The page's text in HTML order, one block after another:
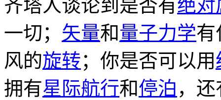
齐塔人谈论到是否有绝对
一切； 矢量和量子力学有
风的旋转；你是否可以用
拥有星际航行和停泊 ，